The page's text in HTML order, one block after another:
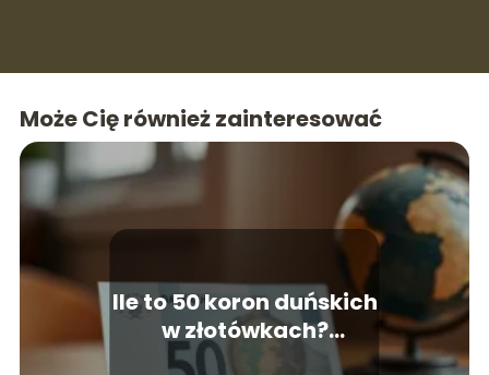
Może Cię również zainteresować
Ile to 50 koron duńskich
w złotówkach?
Sprawdź aktualny kurs!